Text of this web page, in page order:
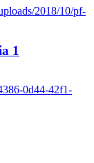
2018/10/pf-
1
0d44-42f1-